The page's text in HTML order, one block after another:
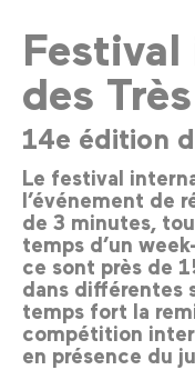
des
14e édition
Le festival
l’événement de
de 3 minutes,
temps d’un
ce sont près de
dans différentes
temps fort la
compétition
en présence du